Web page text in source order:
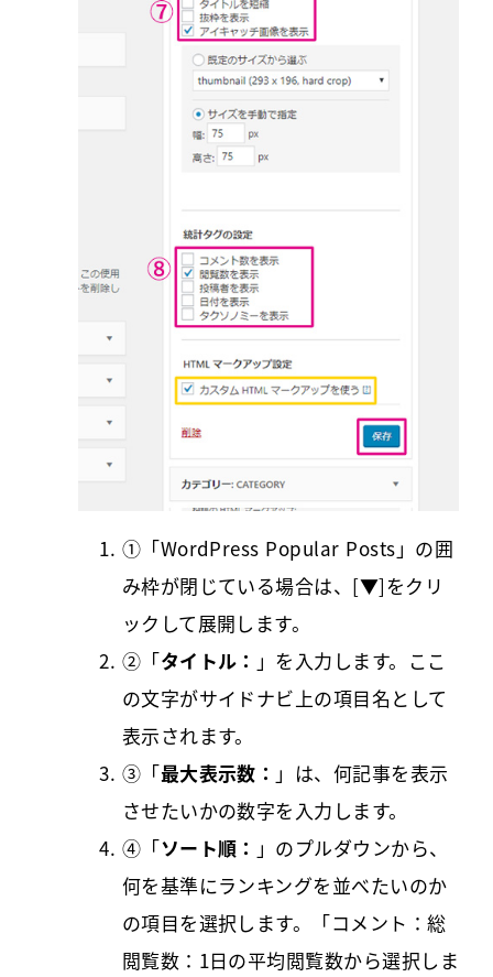
①「WordPress Popular Posts」の囲
み枠が閉じている場合は、[▼]をクリ
ックして展開します。
②「タイトル： 」を入力します。ここ
の文字がサイドナビ上の項目名として
表示されます。
③「最大表示数： 」は、何記事を表示
させたいかの数字を入力します。
④「ソート順： 」のプルダウンから、
何を基準にランキングを並べたいのか
の項目を選択します。「コメント：総
閲覧数：1日の平均閲覧数から選択しま